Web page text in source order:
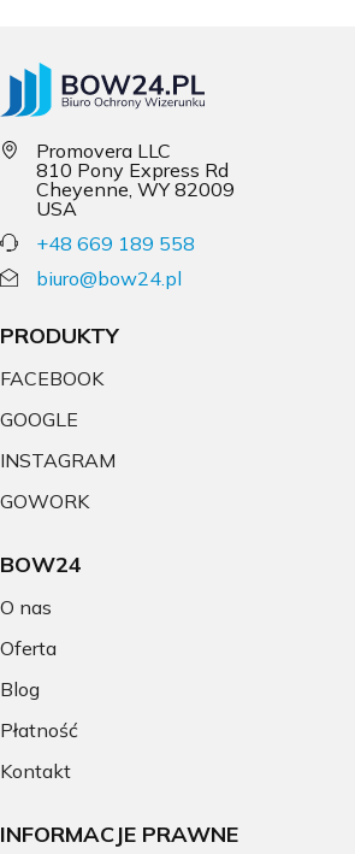
Promovera LLC
810 Pony Express Rd
Cheyenne, WY 82009
USA
+48 669 189 558
biuro@bow24.pl
PRODUKTY
FACEBOOK
GOOGLE
INSTAGRAM
GOWORK
BOW24
O nas
Oferta
Blog
Płatność
Kontakt
INFORMACJE PRAWNE